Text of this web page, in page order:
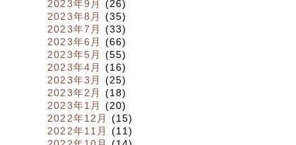
2023年9月
(26)
2023年8月
(35)
2023年7月
(33)
2023年6月
(66)
2023年5月
(55)
2023年4月
(16)
2023年3月
(25)
2023年2月
(18)
2023年1月
(20)
2022年12月
(15)
2022年11月
(11)